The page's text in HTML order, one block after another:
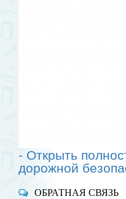
- Открыть
дорожной
ОБРАТНАЯ СВЯЗЬ